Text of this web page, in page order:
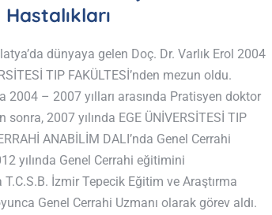
dünyaya gelen Doç. Dr. Varlık Erol 2004
TIP FAKÜLTESİ’nden mezun oldu.
2004 – 2007 yılları arasında Pratisyen doktor
2007 yılında EGE ÜNİVERSİTESİ TIP
ANABİLİM DALI’nda Genel Cerrahi
yılında Genel Cerrahi eğitimini
İzmir Tepecik Eğitim ve Araştırma
Genel Cerrahi Uzmanı olarak görev aldı.